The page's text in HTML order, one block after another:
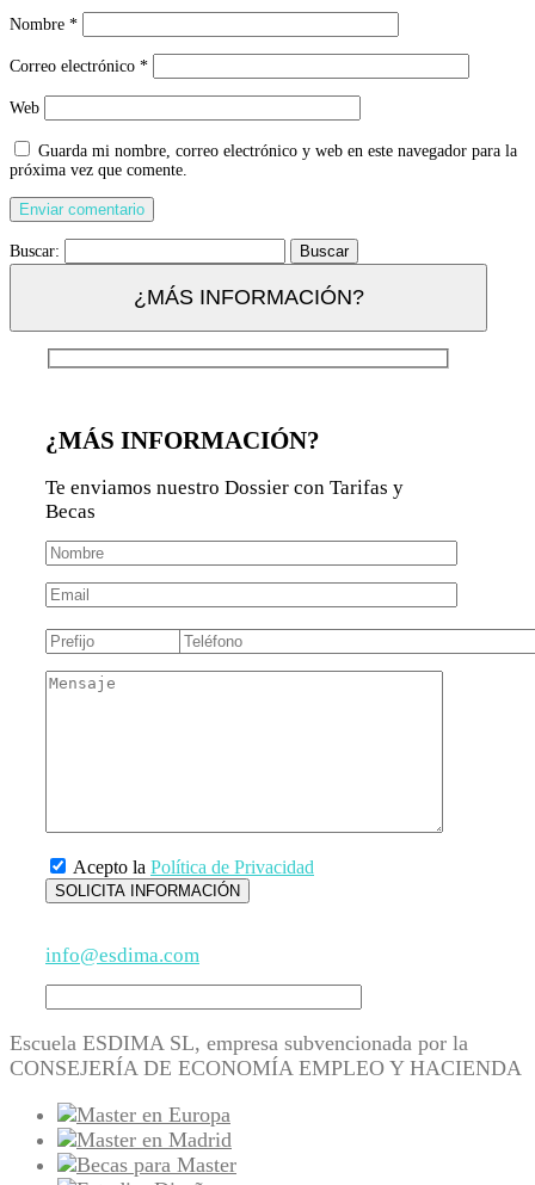
Nombre *
Correo electrónico *
Web
Guarda mi nombre, correo electrónico y web en este navegador para la
próxima vez que comente.
Buscar:
¿MÁS INFORMACIÓN?
¿MÁS INFORMACIÓN?
Te enviamos nuestro Dossier con Tarifas y
Becas
Acepto la Política de Privacidad
info@esdima.com
Escuela ESDIMA SL, empresa subvencionada por la
CONSEJERÍA DE ECONOMÍA EMPLEO Y HACIENDA